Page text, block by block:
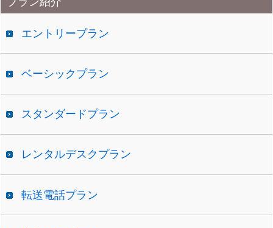
イ
エントリープラン
ベーシックプラン
スタンダードプラン
レンタルデスクプラン
転送電話プラン